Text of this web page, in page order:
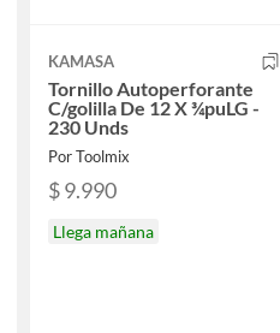
KAMASA
Tornillo Autoperforante
C/golilla De 12 X ¾puLG -
230 Unds
Por Toolmix
$ 9.990
Llega mañana